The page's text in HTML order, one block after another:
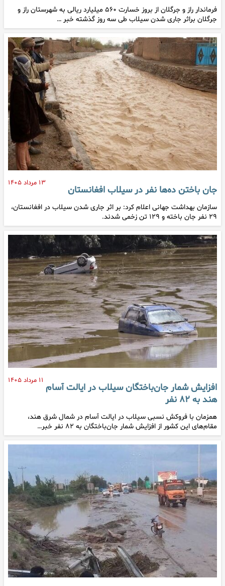
فرماندار راز و جرگلان از بروز خسارت ۵۶۰ میلیارد ریالی به شهرستان راز و
جرگلان براثر جاری شدن سیلاب طی سه روز گذشته خبر …
۱۳ مرداد ۱۴۰۵
جان باختن ده‌ها نفر در سیلاب افغانستان
سازمان بهداشت جهانی اعلام کرد: بر اثر جاری شدن سیلاب در افغانستان،
۲۹ نفر جان باخته و ۱۲۹ تن زخمی شدند.
۱۱ مرداد ۱۴۰۵
افزایش شمار جان‌باختگان سیلاب در ایالت آسام
هند به ۸۲ نفر
همزمان با فروکش نسبی سیلاب در ایالت آسام در شمال شرق هند،
مقام‌های این کشور از افزایش شمار جان‌باختگان به ۸۲ نفر خبر…